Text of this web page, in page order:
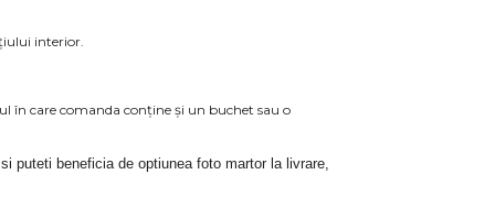
interior.
în care comanda conține și un buchet sau o
puteti beneficia de optiunea foto martor la livrare,